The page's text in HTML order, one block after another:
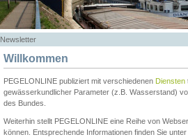
Newsletter
Willkommen
PEGELONLINE publiziert mit verschiedenen Diensten
gewässerkundlicher Parameter (z.B. Wasserstand)
des Bundes.
Weiterhin stellt PEGELONLINE eine Reihe von
können. Entsprechende Informationen finden Sie unter